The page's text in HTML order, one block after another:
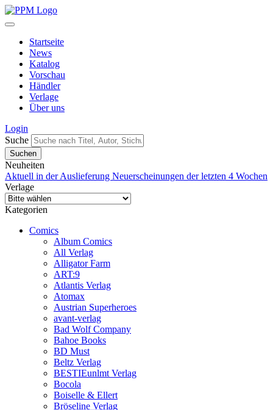
Startseite
News
Katalog
Vorschau
Händler
Verlage
Über uns
Login
Suche
Neuheiten
Aktuell in der Auslieferung Neuerscheinungen der letzten 4 Wochen
Verlage
Kategorien
Comics
Album Comics
All Verlag
Alligator Farm
ART:9
Atlantis Verlag
Atomax
Austrian Superheroes
avant-verlag
Bad Wolf Company
Bahoe Books
BD Must
Beltz Verlag
BESTIEunlmt Verlag
Bocola
Boiselle & Ellert
Bröseline Verlag